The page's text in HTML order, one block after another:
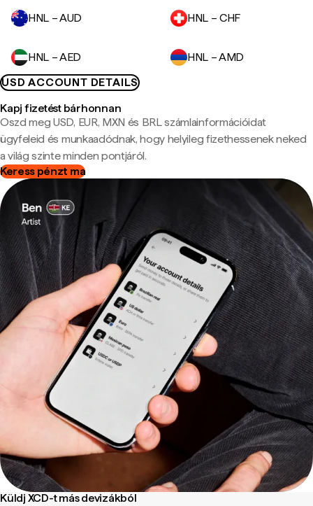
HNL – AUD HNL – CHF
HNL – AED
HNL – AMD
USD ACCOUNT DETAILS
Kapj fizetést bárhonnan
Oszd meg USD, EUR, MXN és BRL számlainformációidat
ügyfeleid és munkaadódnak, hogy helyileg fizethessenek neked
a világ szinte minden pontjáról.
Keress pénzt ma
Küldj XCD-t más devizákból